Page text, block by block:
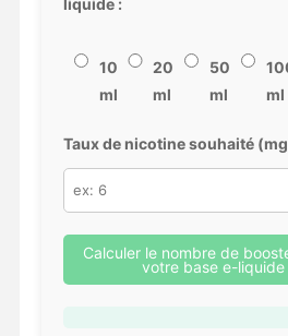
liquide :
10
ml
20
ml
50
ml
ml
Taux de nicotine souhaité
Calculer le nombre de
votre base e-liquide